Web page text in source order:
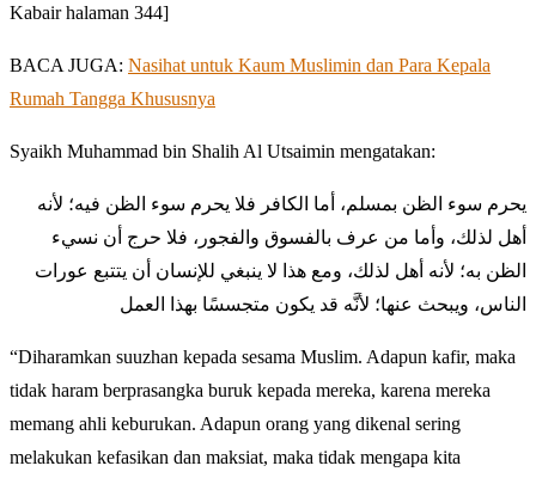
Kabair halaman 344]
BACA JUGA: Nasihat untuk Kaum Muslimin dan Para Kepala
Rumah Tangga Khususnya
Syaikh Muhammad bin Shalih Al Utsaimin mengatakan:
يحرم سوء الظن بمسلم، أما الكافر فلا يحرم سوء الظن فيه؛ لأنه
أهل لذلك، وأما من عرف بالفسوق والفجور، فلا حرج أن نسيء
الظن به؛ لأنه أهل لذلك، ومع هذا لا ينبغي للإنسان أن يتتبع عورات
الناس، ويبحث عنها؛ لأنَّه قد يكون متجسسًا بهذا العمل
“Diharamkan suuzhan kepada sesama Muslim. Adapun kafir, maka
tidak haram berprasangka buruk kepada mereka, karena mereka
memang ahli keburukan. Adapun orang yang dikenal sering
melakukan kefasikan dan maksiat, maka tidak mengapa kita